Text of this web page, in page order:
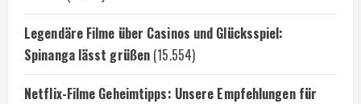
Legendäre Filme über Casinos und Glücksspiel:
Spinanga lässt grüßen (15.554)
Netflix-Filme Geheimtipps: Unsere Empfehlungen für